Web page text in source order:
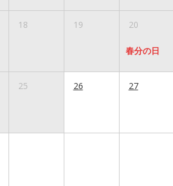
18 19 20
春分の日
25 26 27